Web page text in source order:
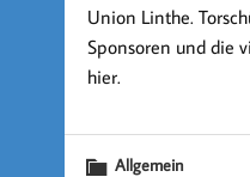
Union Linthe.
Sponsoren und die
hier.
Allgemein